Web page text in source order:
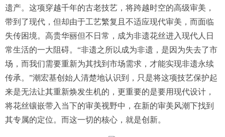
遗产。这项穿越千年的古老技艺，将跨越时空的高级审美，
带到了现代，但却由于工艺繁复且不适应现代审美，而面临
失传困境。高贵华丽但不日常，成为非遗花丝进入现代人日
常生活的一大阻碍。“非遗之所以成为非遗，是因为失去了市
场，而我们需要重新为其找到市场需求，才能实现非遗永续
传承。”潮宏基创始人清楚地认识到，只是将这项技艺保护起
来是无法让其重新焕发生机的，更重要的是要用现代设计，
将花丝镶嵌带入当下的审美视野中，在新的审美风潮下找到
其专属的定位。而这一切的核心，就是创新。